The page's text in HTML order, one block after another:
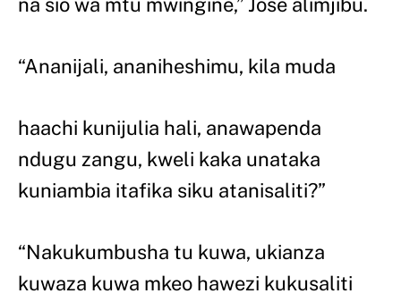
“Ananijali, ananiheshimu, kila muda
haachi kunijulia hali, anawapenda
ndugu zangu, kweli kaka unataka
kuniambia itafika siku atanisaliti?”
“Nakukumbusha tu kuwa, ukianza
kuwaza kuwa mkeo hawezi kukusaliti